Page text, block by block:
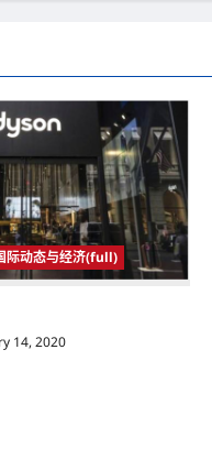
际动态与经济(full)
14, 2020